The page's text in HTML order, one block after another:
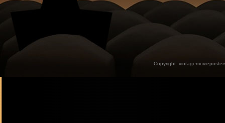
Copyright: